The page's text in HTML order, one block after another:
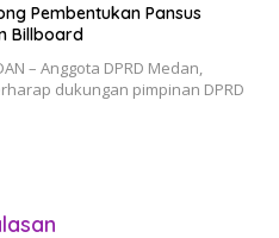
Pembentukan Pansus
Billboard
– Anggota DPRD Medan,
dukungan pimpinan DPRD